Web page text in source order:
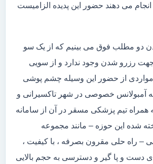
می دهند حضور این پدیده الزامیست
دو مطلب فوق می بینیم که از یک سو
جهت رزرو شدن وجود ندارد و از سویی
مواردی از حضور این وسیله چشم پوشی
آمبولانس خصوصی در شهر تاکسیرانی و
همراه تیم پزشکی مسقر در آن از سامانه
شده این حوزه – مانند مجموعه
– راه حلی مقرون بصرفه ، با کیفیت ،
دست و پا گیر و دسترسی به حجم بالایی